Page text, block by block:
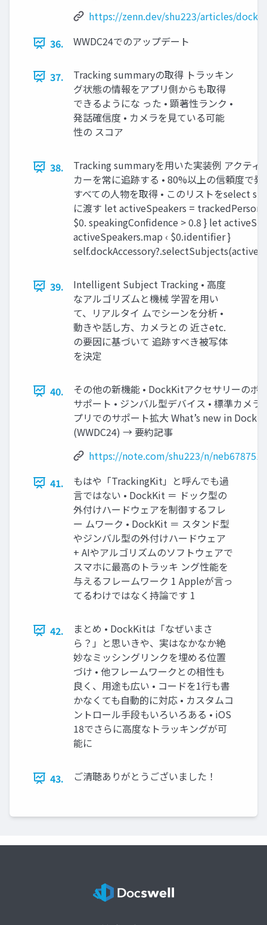
https://zenn.dev/shu223/articles/
36.
WWDC24でのアップデート
37.
Tracking summaryの取得 トラッキン
グ状態の情報をアプリ側からも取得
できるようにな った • 顕著性ランク •
発話確信度 • カメラを見ている可能
性の スコア
38.
Tracking summaryを用いた実装例 アクティ
カーを常に追跡する • 80%以上の信頼度で
すべての人物を取得 • このリストをselect
に渡す let activeSpeakers =
$0. speakingConfidence > 0.8 } let
activeSpeakers.map ‹ $0.identifier }
39.
Intelligent Subject Tracking • 高度
なアルゴリズムと機械 学習を用い
て、リアルタイ ムでシーンを分析 •
動きや話し方、カメラとの 近さetc.
の要因に基づいて 追跡すべき被写体
を決定
40.
その他の新機能 • DockKitアクセサリーのボ
サポート • ジンバル型デバイス • 標準カメラ
プリでのサポート拡大 What’s new in
(WWDC24) → 要約記事
https://note.com/shu223/n/
41.
もはや「TrackingKit」と呼んでも過
言ではない • DockKit ＝ ドック型の
外付けハードウェアを制御するフレ
ー ムワーク • DockKit ＝ スタンド型
やジンバル型の外付けハードウェア
+ AIやアルゴリズムのソフトウェアで
スマホに最高のトラッキ ング性能を
与えるフレームワーク 1 Appleが言っ
てるわけではなく持論です 1
42.
まとめ • DockKitは「なぜいまさ
ら？」と思いきや、実はなかなか絶
妙なミッシングリンクを埋める位置
づけ • 他フレームワークとの相性も
良く、用途も広い • コードを1行も書
かなくても自動的に対応 • カスタムコ
ントロール手段もいろいろある • iOS
18でさらに高度なトラッキングが可
能に
43. ご清聴ありがとうございました！